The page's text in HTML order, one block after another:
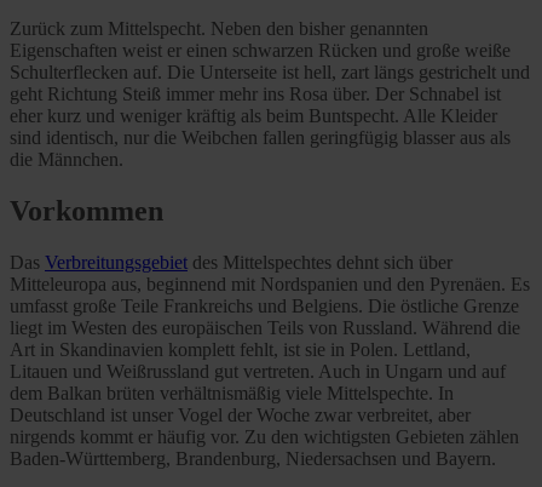
Zurück zum Mittelspecht. Neben den bisher genannten
Eigenschaften weist er einen schwarzen Rücken und große weiße
Schulterflecken auf. Die Unterseite ist hell, zart längs gestrichelt und
geht Richtung Steiß immer mehr ins Rosa über. Der Schnabel ist
eher kurz und weniger kräftig als beim Buntspecht. Alle Kleider
sind identisch, nur die Weibchen fallen geringfügig blasser aus als
die Männchen.
Vorkommen
Das Verbreitungsgebiet des Mittelspechtes dehnt sich über
Mitteleuropa aus, beginnend mit Nordspanien und den Pyrenäen. Es
umfasst große Teile Frankreichs und Belgiens. Die östliche Grenze
liegt im Westen des europäischen Teils von Russland. Während die
Art in Skandinavien komplett fehlt, ist sie in Polen. Lettland,
Litauen und Weißrussland gut vertreten. Auch in Ungarn und auf
dem Balkan brüten verhältnismäßig viele Mittelspechte. In
Deutschland ist unser Vogel der Woche zwar verbreitet, aber
nirgends kommt er häufig vor. Zu den wichtigsten Gebieten zählen
Baden-Württemberg, Brandenburg, Niedersachsen und Bayern.